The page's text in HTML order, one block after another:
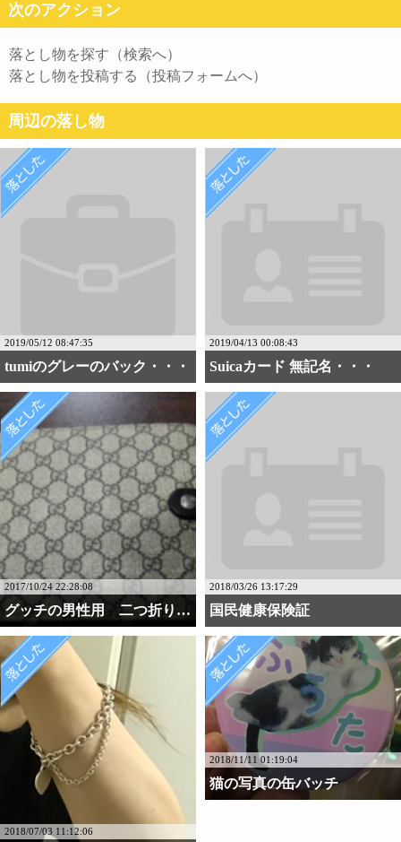
次のアクション
落とし物を探す（検索へ）
落とし物を投稿する（投稿フォームへ）
周辺の落し物
2019/05/12 08:47:35
tumiのグレーのバック・・・
2019/04/13 00:08:43
Suicaカード 無記名・・・
2017/10/24 22:28:08
グッチの男性用 二つ折り財布
2018/03/26 13:17:29
国民健康保険証
2018/07/03 11:12:06
2018/11/11 01:19:04
猫の写真の缶バッチ